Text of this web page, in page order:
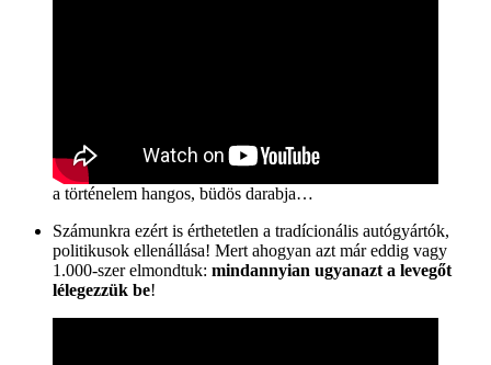
a történelem hangos, büdös darabja…
Számunkra ezért is érthetetlen a tradícionális autógyártók,
politikusok ellenállása! Mert ahogyan azt már eddig vagy
1.000-szer elmondtuk: mindannyian ugyanazt a levegőt
lélegezzük be!